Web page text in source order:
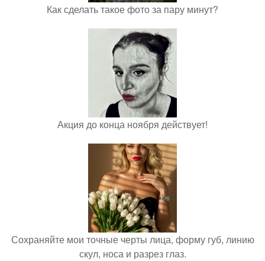
Как сделать такое фото за пару минут?
Акция до конца ноября действует!
Сохраняйте мои точные черты лица, форму губ, линию
скул, носа и разрез глаз.